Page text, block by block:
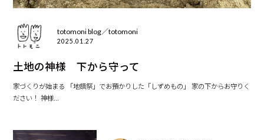
totomoni blog／totomoni
2025.01.27
土地の神様 下から守って
家づくりが始まる 「地鎮祭」でお預かりした「しずめもの」 家の下からお守りく
ださい！ 神様...